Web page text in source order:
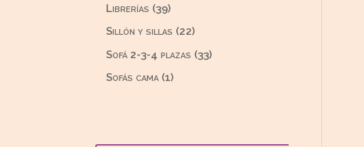
productos
Librerías 3939
productos
Sillón y sillas 2222
productos
Sofá 2-3-4 plazas 3333
Sofás cama 11